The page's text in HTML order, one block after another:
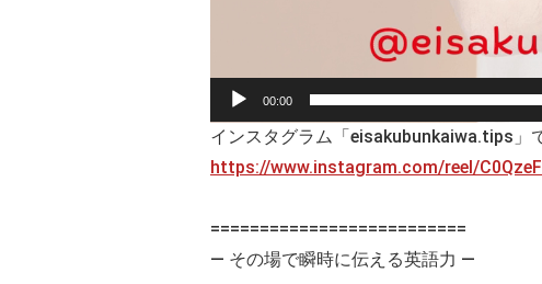
00:00
インスタグラム「eisakubunkaiwa.tips」
https://www.instagram.com/reel/
==========================
— その場で瞬時に伝える英語力 —